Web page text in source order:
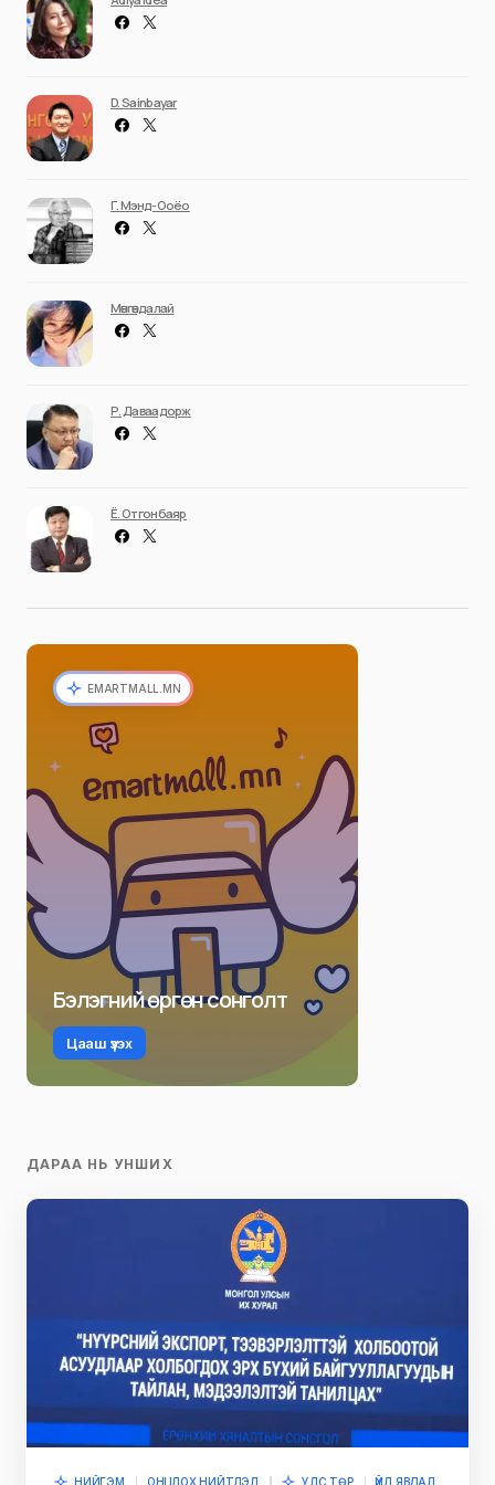
D. Sainbayar
Г. Мэнд-Ооёо
Мөнгөндалай
Р. Даваадорж
Ё. Отгонбаяр
EMARTMALL.MN
Бэлэгний өргөн сонголт
Цааш үзэх
ДАРАА НЬ УНШИХ
НИЙГЭМ ОНЦЛОХ НИЙТЛЭЛ УЛС ТӨР ҮЙЛ ЯВДАЛ